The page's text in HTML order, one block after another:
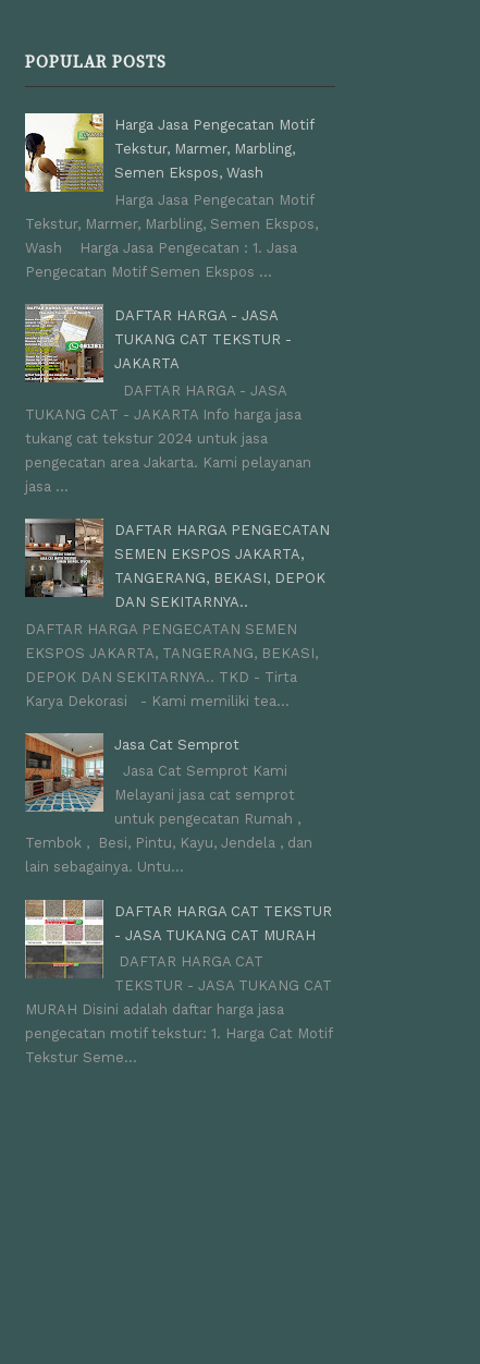
POPULAR POSTS
Harga Jasa Pengecatan Motif
Tekstur, Marmer, Marbling,
Semen Ekspos, Wash
Harga Jasa Pengecatan Motif
Tekstur, Marmer, Marbling, Semen Ekspos,
Wash Harga Jasa Pengecatan : 1. Jasa
Pengecatan Motif Semen Ekspos ...
DAFTAR HARGA - JASA
TUKANG CAT TEKSTUR -
JAKARTA
DAFTAR HARGA - JASA
TUKANG CAT - JAKARTA Info harga jasa
tukang cat tekstur 2024 untuk jasa
pengecatan area Jakarta. Kami pelayanan
jasa ...
DAFTAR HARGA PENGECATAN
SEMEN EKSPOS JAKARTA,
TANGERANG, BEKASI, DEPOK
DAN SEKITARNYA..
DAFTAR HARGA PENGECATAN SEMEN
EKSPOS JAKARTA, TANGERANG, BEKASI,
DEPOK DAN SEKITARNYA.. TKD - Tirta
Karya Dekorasi - Kami memiliki tea...
Jasa Cat Semprot
Jasa Cat Semprot Kami
Melayani jasa cat semprot
untuk pengecatan Rumah ,
Tembok , Besi, Pintu, Kayu, Jendela , dan
lain sebagainya. Untu...
DAFTAR HARGA CAT TEKSTUR
- JASA TUKANG CAT MURAH
DAFTAR HARGA CAT
TEKSTUR - JASA TUKANG CAT
MURAH Disini adalah daftar harga jasa
pengecatan motif tekstur: 1. Harga Cat Motif
Tekstur Seme...